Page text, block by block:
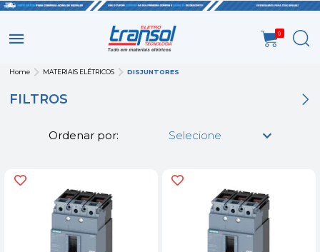
0
Home MATERIAIS ELÉTRICOS DISJUNTORES
FILTROS
Ordenar por: